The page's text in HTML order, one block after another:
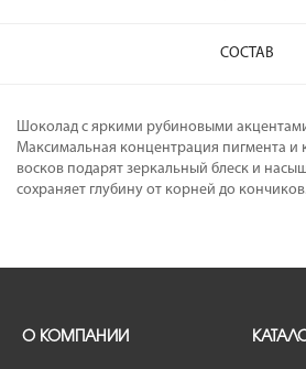
СОСТАВ
Шоколад с яркими рубиновыми
Максимальная концентрация пигмента и
восков подарят зеркальный блеск и
сохраняет глубину от корней до
О КОМПАНИИ